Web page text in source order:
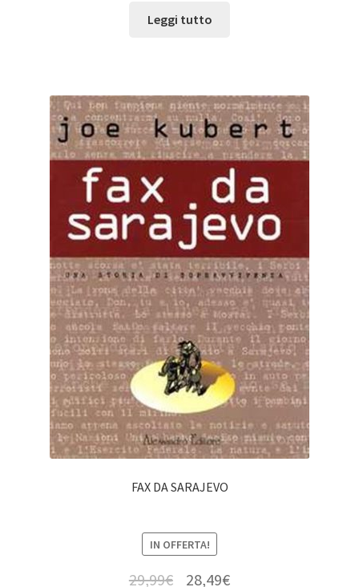
Leggi tutto
FAX DA SARAJEVO
IN OFFERTA!
29,99€ 28,49€